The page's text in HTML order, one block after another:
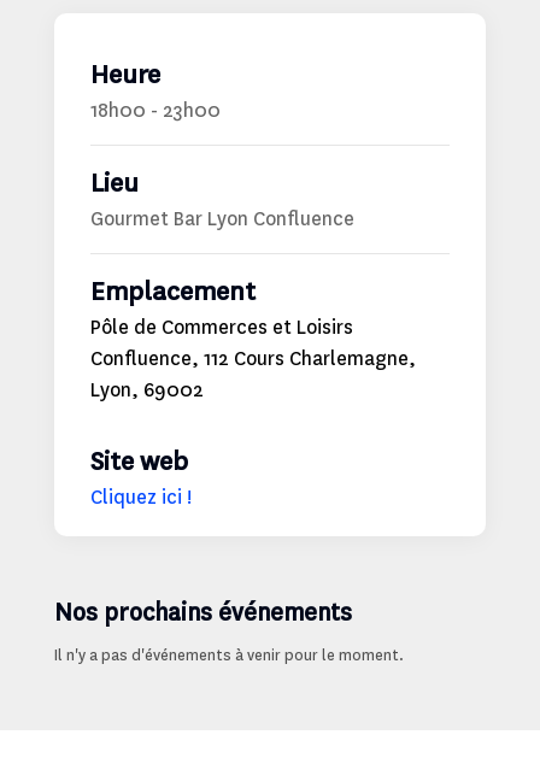
Heure
18h00 - 23h00
Lieu
Gourmet Bar Lyon Confluence
Emplacement
Pôle de Commerces et Loisirs
Confluence, 112 Cours Charlemagne,
Lyon, 69002
Site web
Cliquez ici !
Nos prochains événements
Il n'y a pas d'événements à venir pour le moment.